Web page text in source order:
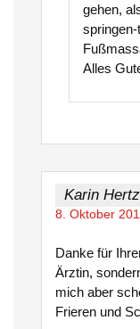
gehen,
Alles
Karin
8. Oktober
Danke für
Ärztin,
mich aber
Frieren und